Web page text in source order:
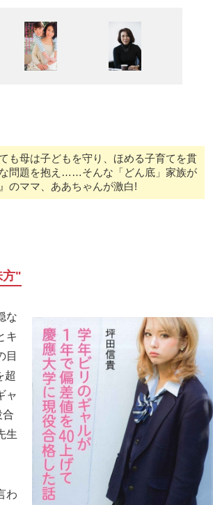
も母は子どもを守り、ほめる子育てを貫
問題を抱え……そんな「どん底」家族が
のママ、ああちゃんが激白!
方"
な
キ
目
超
ャ
合
生
わ